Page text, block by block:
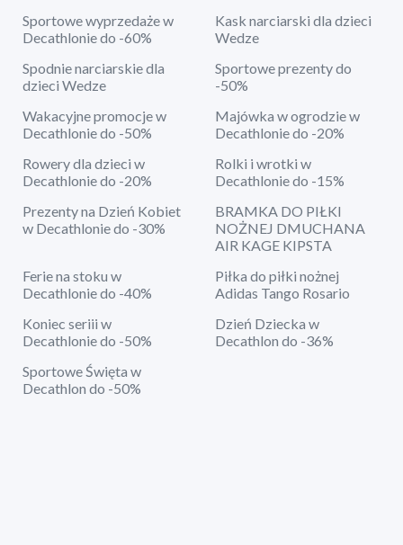
Sportowe wyprzedaże w
Decathlonie do -60%
Kask narciarski dla dzieci
Wedze
Spodnie narciarskie dla
dzieci Wedze
Sportowe prezenty do
-50%
Wakacyjne promocje w
Decathlonie do -50%
Majówka w ogrodzie w
Decathlonie do -20%
Rowery dla dzieci w
Decathlonie do -20%
Rolki i wrotki w
Decathlonie do -15%
Prezenty na Dzień Kobiet
w Decathlonie do -30%
BRAMKA DO PIŁKI
NOŻNEJ DMUCHANA
AIR KAGE KIPSTA
Ferie na stoku w
Decathlonie do -40%
Piłka do piłki nożnej
Adidas Tango Rosario
Koniec seriii w
Decathlonie do -50%
Dzień Dziecka w
Decathlon do -36%
Sportowe Święta w
Decathlon do -50%